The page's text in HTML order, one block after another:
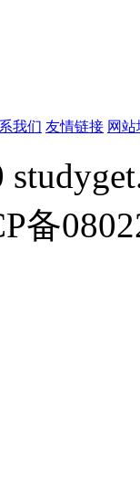
我们 友情链接 网
备